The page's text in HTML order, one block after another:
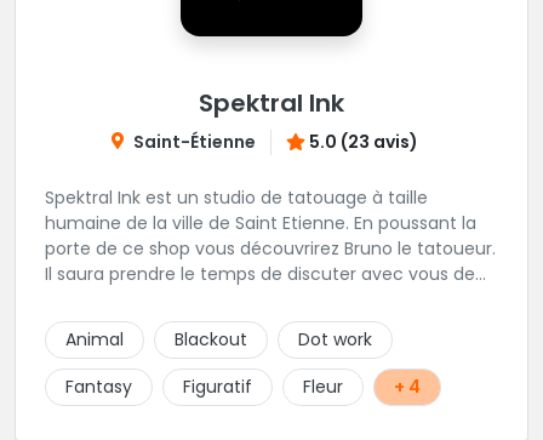
Spektral Ink
Saint-Étienne 5.0 (23 avis)
Spektral Ink est un studio de tatouage à taille
humaine de la ville de Saint Etienne. En poussant la
porte de ce shop vous découvrirez Bruno le tatoueur.
Il saura prendre le temps de discuter avec vous de
un message ou à l'appeler.
Animal Blackout
Dot work
Fantasy
Figuratif Fleur + 4